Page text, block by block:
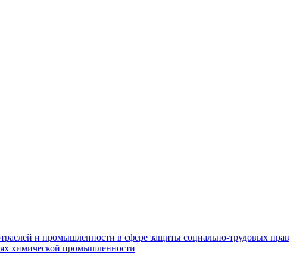
и промышленности в сфере защиты социально-трудовых прав
химической промышленности